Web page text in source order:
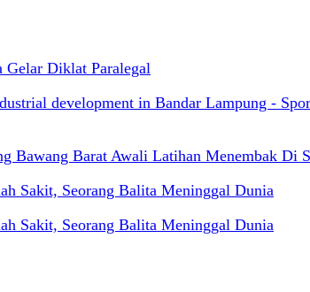
Gelar Diklat Paralegal
development in Bandar Lampung -
Bawang Barat Awali Latihan Menembak Di
Sakit, Seorang Balita Meninggal Dunia
Sakit, Seorang Balita Meninggal Dunia